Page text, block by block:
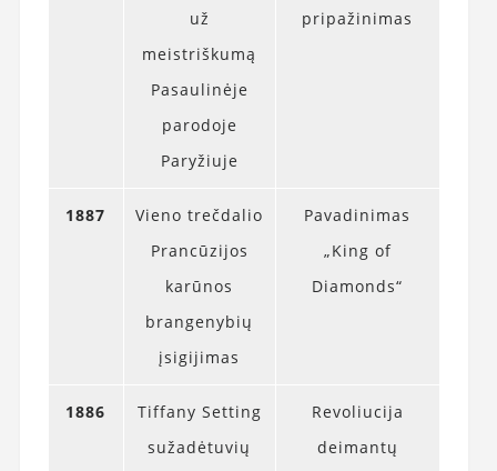
už
meistriškumą
Pasaulinėje
parodoje
Paryžiuje
pripažinimas
1887
Vieno trečdalio
Prancūzijos
karūnos
brangenybių
įsigijimas
Pavadinimas
„King of
Diamonds“
1886
Tiffany Setting
sužadėtuvių
Revoliucija
deimantų